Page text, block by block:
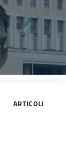
ARTICOLI